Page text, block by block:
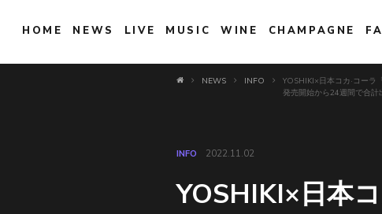
HOME NEWS LIVE MUSIC WINE CHAMPAGNE
NEWS INFO
YOSHIKI×日本コカ·コーラ
発売開始から24週間で合
INFO 2022.11.02
YOSHIKI×日本